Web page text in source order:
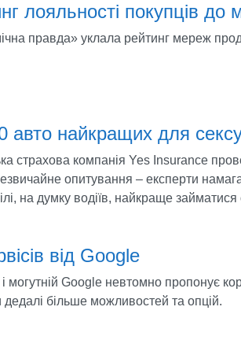
лояльності покупців до
правда» уклала рейтинг мереж
авто найкращих для
страхова компанія Yes Insurance
опитування – експерти
на думку водіїв, найкраще займатися
від Google
могутній Google невтомно пропонує
більше можливостей та опцій.